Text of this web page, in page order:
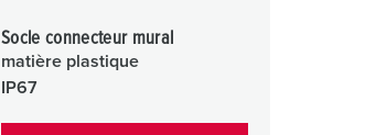
Socle connecteur mural
matière plastique
IP67